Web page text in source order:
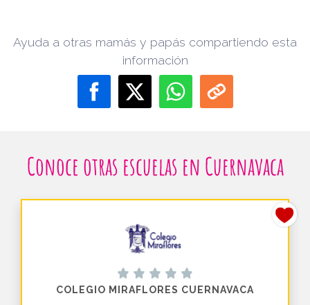
Ayuda a otras mamás y papás compartiendo esta
información
Conoce otras escuelas en Cuernavaca
COLEGIO MIRAFLORES CUERNAVACA